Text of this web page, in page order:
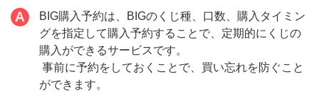
BIG購入予約は、BIGのくじ種、口数、購入タイミン
グを指定して購入予約することで、定期的にくじの
購入ができるサービスです。
事前に予約をしておくことで、買い忘れを防ぐこと
ができます。